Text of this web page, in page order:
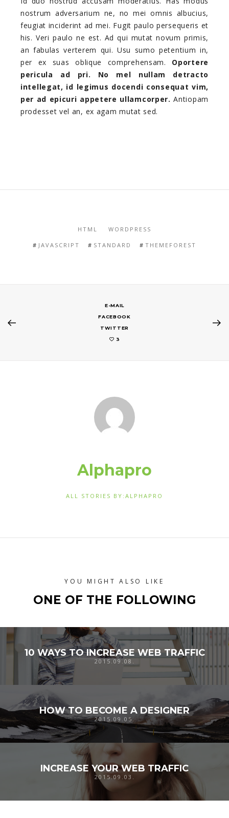
nostrum adversarium ne, no mei omnis albucius,
feugiat inciderint ad mei. Fugit paulo persequeris et
his. Veri paulo ne est. Ad qui mutat novum primis,
an fabulas verterem qui. Usu sumo petentium in,
per ex suas oblique comprehensam. Oportere
pericula ad pri. No mel nullam detracto
intellegat, id legimus docendi consequat vim,
per ad epicuri appetere ullamcorper. Antiopam
prodesset vel an, ex agam mutat sed.
HTML WORDPRESS
JAVASCRIPT STANDARD THEMEFOREST
E-MAIL
FACEBOOK
TWITTER
3
Alphapro
ALL STORIES BY:ALPHAPRO
YOU MIGHT ALSO LIKE
ONE OF THE FOLLOWING
10 WAYS TO INCREASE WEB TRAFFIC
2015.09.08.
HOW TO BECOME A DESIGNER
2015.09.05.
INCREASE YOUR WEB TRAFFIC
2015.09.03.